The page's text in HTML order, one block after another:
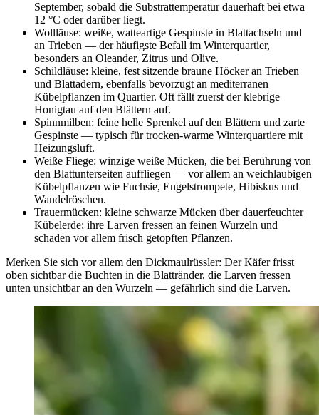
September, sobald die Substrattemperatur dauerhaft bei etwa
12 °C oder darüber liegt.
Wollläuse: weiße, watteartige Gespinste in Blattachseln und
an Trieben — der häufigste Befall im Winterquartier,
besonders an Oleander, Zitrus und Olive.
Schildläuse: kleine, fest sitzende braune Höcker an Trieben
und Blattadern, ebenfalls bevorzugt an mediterranen
Kübelpflanzen im Quartier. Oft fällt zuerst der klebrige
Honigtau auf den Blättern auf.
Spinnmilben: feine helle Sprenkel auf den Blättern und zarte
Gespinste — typisch für trocken-warme Winterquartiere mit
Heizungsluft.
Weiße Fliege: winzige weiße Mücken, die bei Berührung von
den Blattunterseiten auffliegen — vor allem an weichlaubigen
Kübelpflanzen wie Fuchsie, Engelstrompete, Hibiskus und
Wandelröschen.
Trauermücken: kleine schwarze Mücken über dauerfeuchter
Kübelerde; ihre Larven fressen an feinen Wurzeln und
schaden vor allem frisch getopften Pflanzen.
Merken Sie sich vor allem den Dickmaulrüssler: Der Käfer frisst
oben sichtbar die Buchten in die Blattränder, die Larven fressen
unten unsichtbar an den Wurzeln — gefährlich sind die Larven.